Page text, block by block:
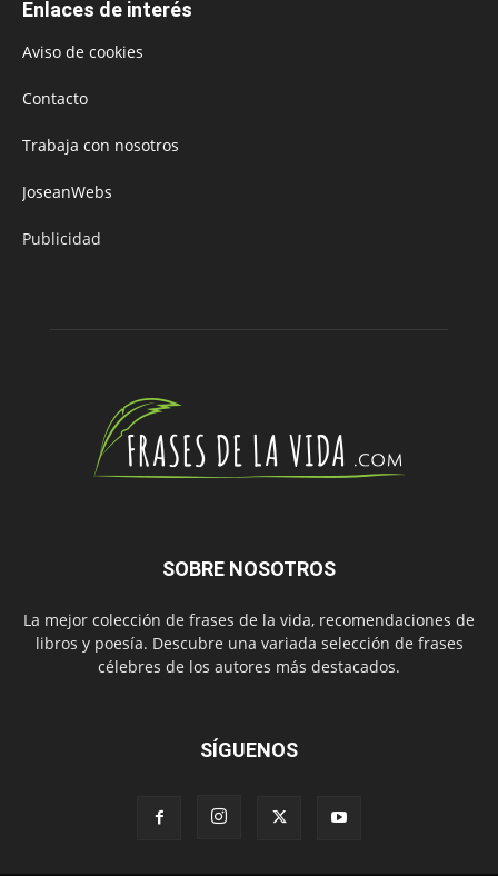
Enlaces de interés
Aviso de cookies
Contacto
Trabaja con nosotros
JoseanWebs
Publicidad
SOBRE NOSOTROS
La mejor colección de frases de la vida, recomendaciones de
libros y poesía. Descubre una variada selección de frases
célebres de los autores más destacados.
SÍGUENOS